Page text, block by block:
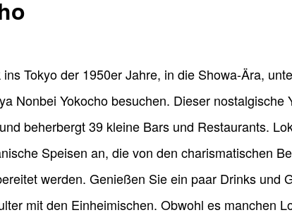
Tokyo der 1950er Jahre, in die Showa-Ära,
Nonbei Yokocho besuchen. Dieser
beherbergt 39 kleine Bars und Restaurants.
Speisen an, die von den charismatischen
werden. Genießen Sie ein paar Drinks und
mit den Einheimischen. Obwohl es manchen